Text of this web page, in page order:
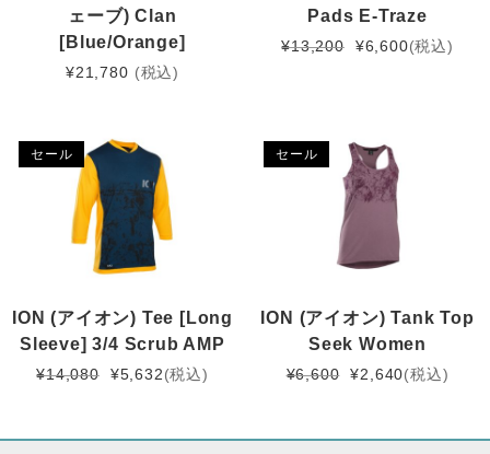
ェーブ) Clan
[Blue/Orange]
¥21,780 (税込)
Pads E-Traze
¥13,200
元
¥13,200
で
し
た。
¥6,600
現
は
¥6,600
で
す。
(税込)
セール
ION (アイオン) Tee [Long
Sleeve] 3/4 Scrub AMP
¥14,080
元
格
¥5,632
現
価
(税込)
セール
ION (アイオン) Tank Top
Seek Women
¥6,600
元
格
¥2,640
現
価
(税込)